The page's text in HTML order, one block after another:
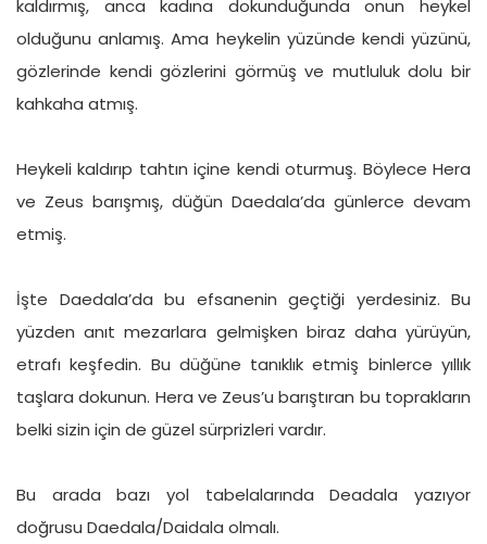
kaldırmış, anca kadına dokunduğunda onun heykel
olduğunu anlamış. Ama heykelin yüzünde kendi yüzünü,
gözlerinde kendi gözlerini görmüş ve mutluluk dolu bir
kahkaha atmış.
Heykeli kaldırıp tahtın içine kendi oturmuş. Böylece Hera
ve Zeus barışmış, düğün Daedala’da günlerce devam
etmiş.
İşte Daedala’da bu efsanenin geçtiği yerdesiniz. Bu
yüzden anıt mezarlara gelmişken biraz daha yürüyün,
etrafı keşfedin. Bu düğüne tanıklık etmiş binlerce yıllık
taşlara dokunun. Hera ve Zeus’u barıştıran bu toprakların
belki sizin için de güzel sürprizleri vardır.
Bu arada bazı yol tabelalarında Deadala yazıyor
doğrusu Daedala/Daidala olmalı.